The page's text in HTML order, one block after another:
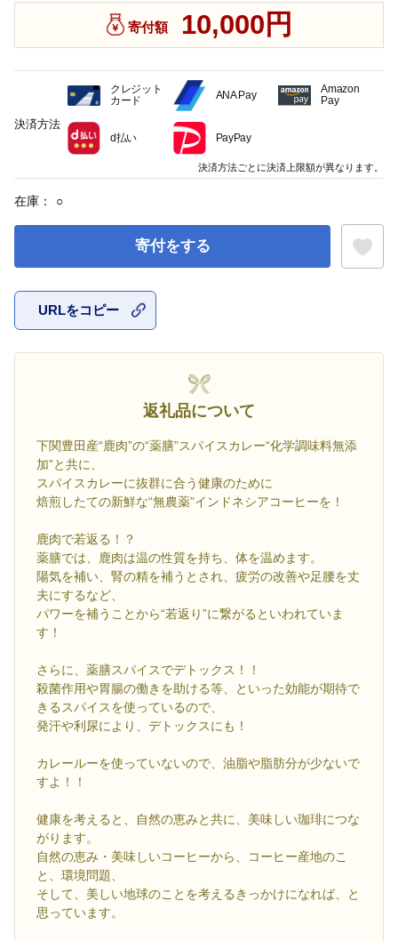
寄付額 10,000円
在庫： ○
寄付をする
URLをコピー
返礼品について
下関豊田産“鹿肉”の“薬膳”スパイスカレー“化学調味料無添
加”と共に、
スパイスカレーに抜群に合う健康のために
焙煎したての新鮮な“無農薬”インドネシアコーヒーを！
鹿肉で若返る！？
薬膳では、鹿肉は温の性質を持ち、体を温めます。
陽気を補い、腎の精を補うとされ、疲労の改善や足腰を丈
夫にするなど、
パワーを補うことから“若返り”に繋がるといわれていま
す！
さらに、薬膳スパイスでデトックス！！
殺菌作用や胃腸の働きを助ける等、といった効能が期待で
きるスパイスを使っているので、
発汗や利尿により、デトックスにも！
カレールーを使っていないので、油脂や脂肪分が少ないで
すよ！！
健康を考えると、自然の恵みと共に、美味しい珈琲につな
がります。
自然の恵み・美味しいコーヒーから、コーヒー産地のこ
と、環境問題、
そして、美しい地球のことを考えるきっかけになれば、と
思っています。
決済方法
クレジット
カード
ANA Pay
Amazon
Pay
d払い PayPay
決済方法ごとに決済上限額が異なります。